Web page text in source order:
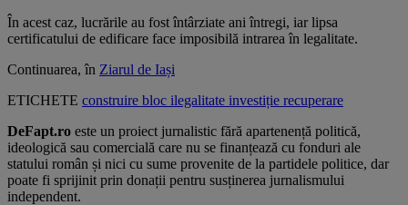
În acest caz, lucrările au fost întârziate ani întregi, iar lipsa
certificatului de edificare face imposibilă intrarea în legalitate.
Continuarea, în Ziarul de Iași
ETICHETE construire bloc ilegalitate investiție recuperare
DeFapt.ro este un proiect jurnalistic fără apartenență politică,
ideologică sau comercială care nu se finanțează cu fonduri ale
statului român și nici cu sume provenite de la partidele politice, dar
poate fi sprijinit prin donații pentru susținerea jurnalismului
independent.